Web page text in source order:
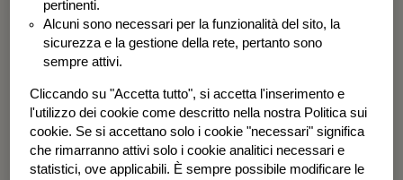
BGF Systematic Global Equity High
Income Fund
pertinenti.
Alcuni sono necessari per la funzionalità del sito, la
sicurezza e la gestione della rete, pertanto sono
sempre attivi.
Cliccando su "Accetta tutto", si accetta l'inserimento e
l'utilizzo dei cookie come descritto nella nostra Politica sui
cookie. Se si accettano solo i cookie "necessari" significa
che rimarranno attivi solo i cookie analitici necessari e
statistici, ove applicabili. È sempre possibile modificare le